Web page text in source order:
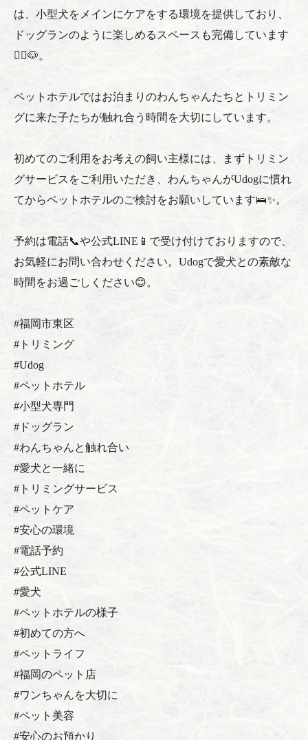
は、小型犬をメインにケアをする環境を提供しており、
ドッグランのように楽しめるスペースも完備しています
🏃‍♂️🐶。
ペットホテルではお泊まりのわんちゃんたちとトリミン
グに来た子たちが触れ合う時間を大切にしています。
初めてのご利用をお考えの飼い主様には、まずトリミン
グサービスをご利用いただき、わんちゃんがUdogに慣れ
てからペットホテルのご検討をお願いしています🛌✨。
予約は電話📞や公式LINE📱で受け付けておりますので、
お気軽にお問い合わせください。Udogで愛犬との素敵な
時間をお過ごしください😊。
#福岡市東区
#トリミング
#Udog
#ペットホテル
#小型犬専門
#ドッグラン
#わんちゃんと触れ合い
#愛犬と一緒に
#トリミングサービス
#ペットケア
#安心の環境
#電話予約
#公式LINE
#愛犬
#ペットホテルの様子
#初めての方へ
#ペットライフ
#福岡のペット店
#ワンちゃんを大切に
#ペット美容
#安心のお預かり